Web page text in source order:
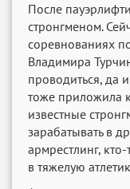
После
стронгменом.
соревнованиях
Владимира
проводиться, да
тоже приложила к
известные
зарабатывать в
армрестлинг,
в тяжелую